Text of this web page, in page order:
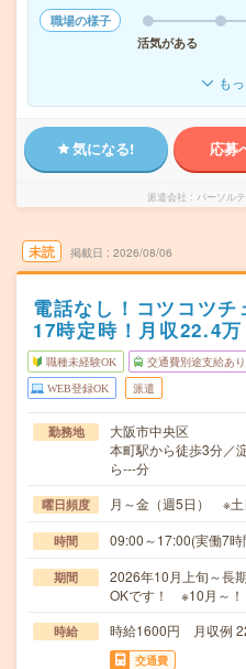
職場の様子
活気がある
も
気になる! 応募
派遣会社 パーソル
未読 掲載日 2026/08/06
電話なし！コツコツチ
17時定時！月収22.4万
職種未経験OK 交通費別途支給あり
WEB登録OK 派遣
勤務地
大阪市中央区
本町駅から徒歩3分／
ら---分
曜日頻度 月～金（週5日） ※土
時間 09:00～17:00(実働7
期間
2026年10月上旬～長
OKです！ ※10月～！
時給 時給1600円 月収例
交通費